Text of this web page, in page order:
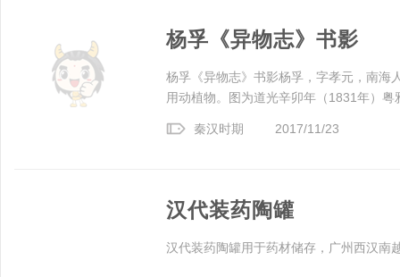
秦汉时期 2017/11/23
杨孚《异物志》书影
杨孚《异物志》书影杨孚，字孝元，南海
用动植物。图为道光辛卯年（1831年）粤
汉代装药陶罐
汉代装药陶罐用于药材储存，广州西汉南